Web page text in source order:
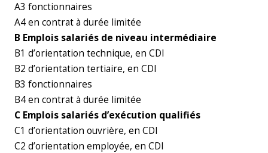
A3 fonctionnaires
A4 en contrat à durée limitée
B Emplois salariés de niveau intermédiaire
B1 d’orientation technique, en CDI
B2 d’orientation tertiaire, en CDI
B3 fonctionnaires
B4 en contrat à durée limitée
C Emplois salariés d’exécution qualifiés
C1 d’orientation ouvrière, en CDI
C2 d’orientation employée, en CDI